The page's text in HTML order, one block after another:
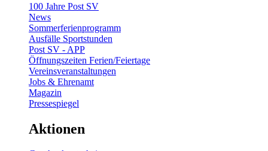
100 Jahre Post SV
News
Sommerferienprogramm
Ausfälle Sportstunden
Post SV - APP
Öffnungszeiten Ferien/Feiertage
Vereinsveranstaltungen
Jobs & Ehrenamt
Magazin
Pressespiegel
Aktionen